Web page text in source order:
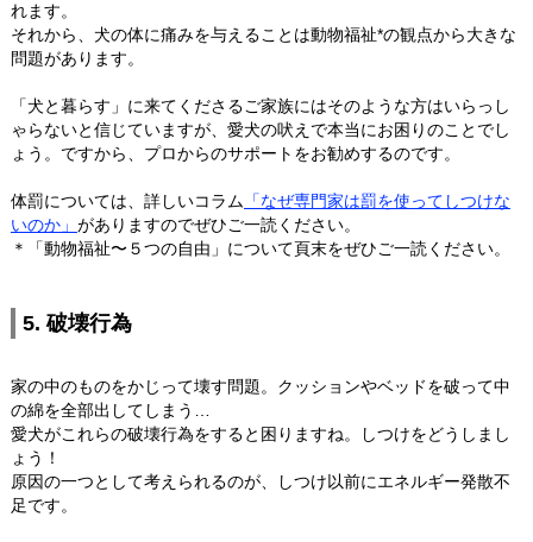
れます。
それから、犬の体に痛みを与えることは動物福祉*の観点から大きな
問題があります。
「犬と暮らす」に来てくださるご家族にはそのような方はいらっし
ゃらないと信じていますが、愛犬の吠えで本当にお困りのことでし
ょう。ですから、プロからのサポートをお勧めするのです。
体罰については、詳しいコラム 「なぜ専門家は罰を使ってしつけな
いのか」 がありますのでぜひご一読ください。
＊「動物福祉〜５つの自由」について頁末をぜひご一読ください。
5. 破壊行為
家の中のものをかじって壊す問題。クッションやベッドを破って中
の綿を全部出してしまう…
愛犬がこれらの破壊行為をすると困りますね。しつけをどうしまし
ょう！
原因の一つとして考えられるのが、しつけ以前にエネルギー発散不
足です。